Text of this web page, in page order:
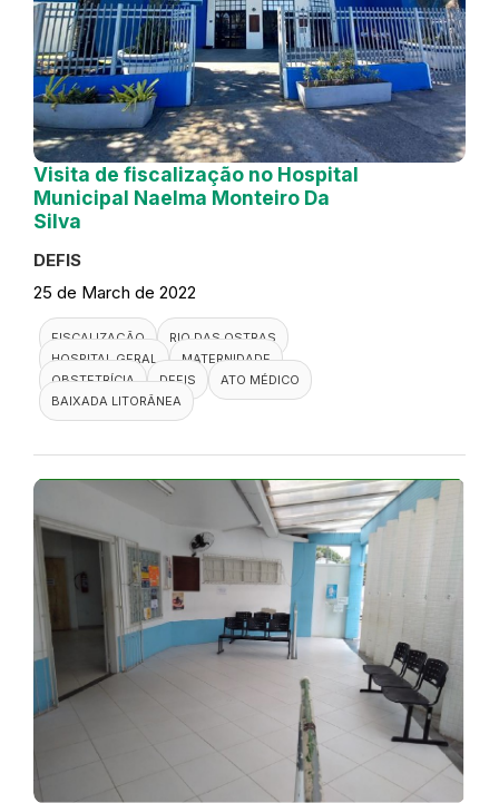
Visita de fiscalização no Hospital
Municipal Naelma Monteiro Da
Silva
DEFIS
25 de March de 2022
FISCALIZAÇÃO
RIO DAS OSTRAS
HOSPITAL GERAL
MATERNIDADE
OBSTETRÍCIA
DEFIS
ATO MÉDICO
BAIXADA LITORÂNEA